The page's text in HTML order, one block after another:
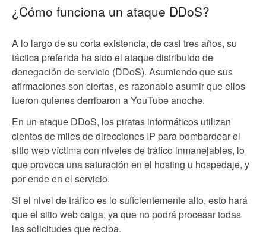
¿Cómo funciona un ataque DDoS?
A lo largo de su corta existencia, de casi tres años, su
táctica preferida ha sido el ataque distribuido de
denegación de servicio (DDoS). Asumiendo que sus
afirmaciones son ciertas, es razonable asumir que ellos
fueron quienes derribaron a YouTube anoche.
En un ataque DDoS, los piratas informáticos utilizan
cientos de miles de direcciones IP para bombardear el
sitio web víctima con niveles de tráfico inmanejables, lo
que provoca una saturación en el hosting u hospedaje, y
por ende en el servicio.
Si el nivel de tráfico es lo suficientemente alto, esto hará
que el sitio web caiga, ya que no podrá procesar todas
las solicitudes que reciba.